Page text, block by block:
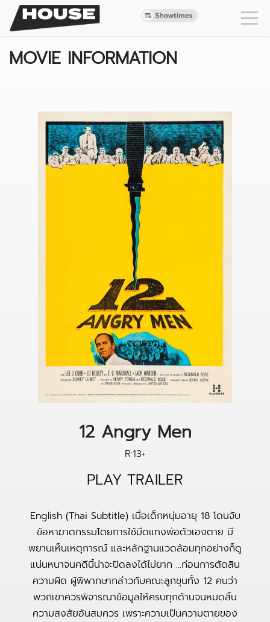
MOVIE INFORMATION
12 Angry Men
R:13+
PLAY TRAILER
English (Thai Subtitle) เมื่อเด็กหนุ่มอายุ 18 โดนจับ
ข้อหาฆาตกรรมโดยการใช้มีดแทงพ่อตัวเองตาย มี
พยานเห็นเหตุการณ์ และหลักฐานแวดล้อมทุกอย่างก็ดู
แน่นหนาจนคดีนี้น่าจะปิดลงได้ไม่ยาก ...ก่อนการตัดสิน
ความผิด ผู้พิพากษากล่าวกับคณะลูกขุนทั้ง 12 คนว่า
พวกเขาควรพิจารณาข้อมูลให้ครบทุกด้านจนหมดสิ้น
ความสงสัยอันสมควร เพราะความเป็นความตายของ